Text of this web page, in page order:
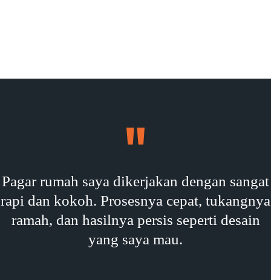
Pagar rumah saya dikerjakan dengan sangat
rapi dan kokoh. Prosesnya cepat, tukangnya
ramah, dan hasilnya persis seperti desain
yang saya mau.